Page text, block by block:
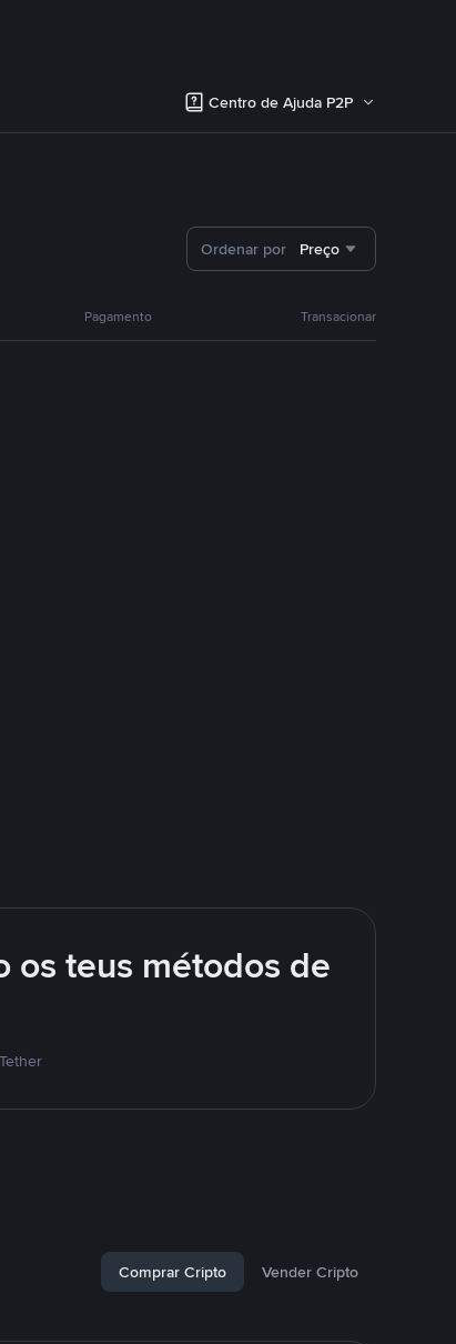
Centro de Ajuda P2P
Ordenar por Preço
Pagamento Transacionar
os teus métodos de
Comprar Cripto Vender Cripto